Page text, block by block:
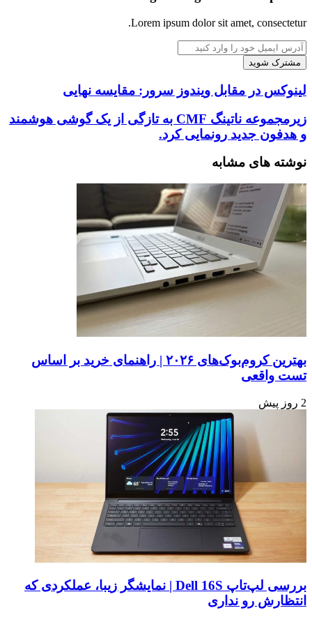
Lorem ipsum dolor sit amet, consectetur.
آدرس
ایمیل
خود
را
وارد
لینوکس
مقابل
ویندوز
سرور:
نهایی
لینوکس در مقابل ویندوز سرور: مقایسه نهایی
زیرمجموعه
ناتینگ
CMF
به
تازگی
از
یک
گوشی
هوشمند
و
هدفون
زیرمجموعه ناتینگ CMF به تازگی از یک گوشی هوشمند
و هدفون جدید رونمایی کرد.
نوشته های مشابه
بهترین کروم‌بوک‌های ۲۰۲۶ | راهنمای خرید بر اساس
تست واقعی
2 روز پیش
بررسی لپ‌تاپ Dell 16S | نمایشگر زیبا، عملکردی که
انتظارش رو نداری